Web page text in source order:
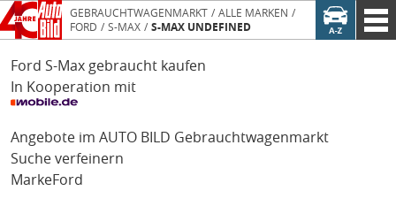
GEBRAUCHTWAGENMARKT
ALLE MARKEN
FORD
S-MAX S-MAX UNDEFINED
Ford S-Max gebraucht kaufen
In Kooperation mit
Angebote im AUTO BILD Gebrauchtwagenmarkt
Suche verfeinern
MarkeFord